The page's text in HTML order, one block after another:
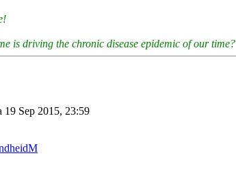
is driving the chronic disease epidemic of our time?
19 Sep 2015, 23:59